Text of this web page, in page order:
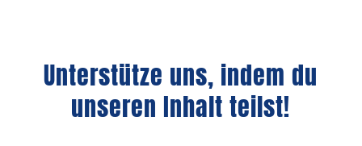
Unterstütze uns, indem du
unseren Inhalt teilst!